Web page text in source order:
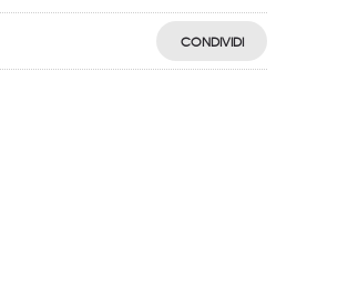
CONDIVIDI